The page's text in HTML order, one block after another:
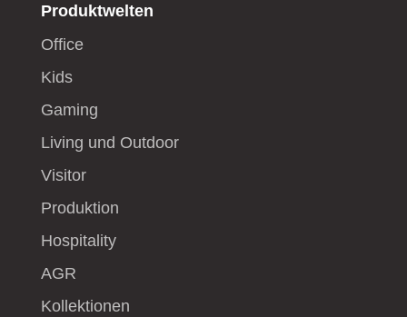
Produktwelten
Office
Kids
Gaming
Living und Outdoor
Visitor
Produktion
Hospitality
AGR
Kollektionen